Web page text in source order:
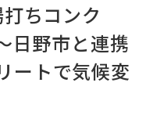
打ちコンク
日野市と連携
ートで気候変